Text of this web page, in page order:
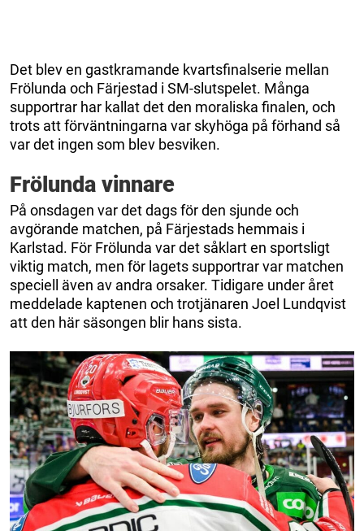
Det blev en gastkramande kvartsfinalserie mellan
Frölunda och Färjestad i SM-slutspelet. Många
supportrar har kallat det den moraliska finalen, och
trots att förväntningarna var skyhöga på förhand så
var det ingen som blev besviken.
Frölunda vinnare
På onsdagen var det dags för den sjunde och
avgörande matchen, på Färjestads hemmais i
Karlstad. För Frölunda var det såklart en sportsligt
viktig match, men för lagets supportrar var matchen
speciell även av andra orsaker. Tidigare under året
meddelade kaptenen och trotjänaren Joel Lundqvist
att den här säsongen blir hans sista.